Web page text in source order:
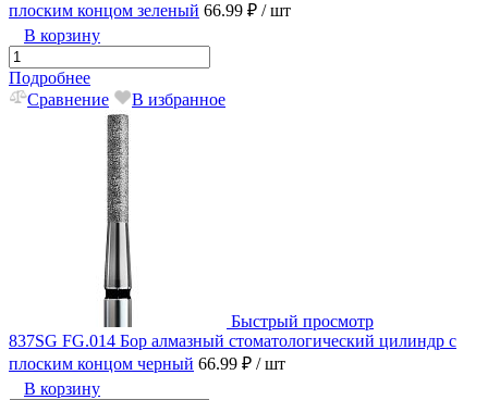
плоским концом зеленый 66.99 ₽ / шт
В корзину
Подробнее
Сравнение
В избранное
Быстрый просмотр
837SG FG.014 Бор алмазный стоматологический цилиндр с
плоским концом черный 66.99 ₽ / шт
В корзину